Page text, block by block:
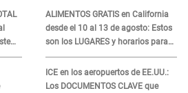
ALIMENTOS GRATIS en California
desde el 10 al 13 de agosto: Estos
son los LUGARES y horarios para
recibir la ayuda
ICE en los aeropuertos de EE.UU.:
Los DOCUMENTOS CLAVE que